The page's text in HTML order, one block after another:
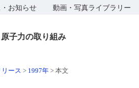
お知らせ 動画・写真ライブラリー
原子力の取り組み
ース > 1997年 > 本文